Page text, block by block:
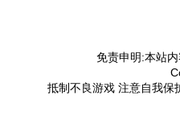
免责申明:本站
抵制不良游戏 注意自我保